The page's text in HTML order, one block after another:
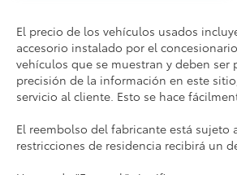
El precio de los vehículos usados
accesorio instalado por el
vehículos que se muestran y deben
precisión de la información en este
servicio al cliente. Esto se hace
El reembolso del fabricante está
restricciones de residencia recibirá un